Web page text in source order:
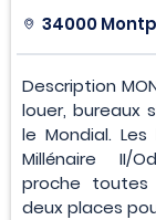
34000
Description
louer, bureaux
le Mondial.
Millénaire II/
proche toutes
deux places